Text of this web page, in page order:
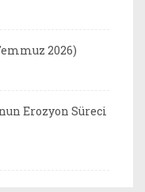
2026)
Erozyon Süreci